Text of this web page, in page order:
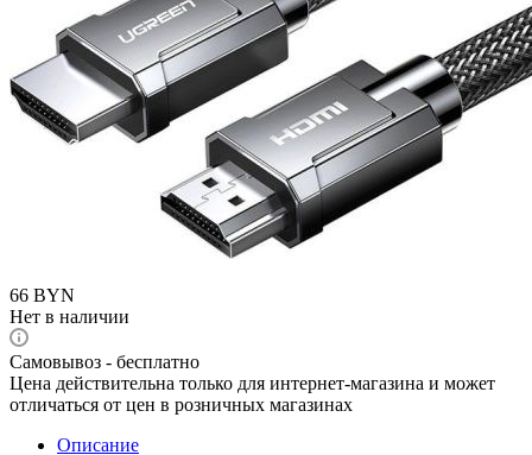
66 BYN
Нет в наличии
Самовывоз - бесплатно
Цена действительна только для интернет-магазина и может
отличаться от цен в розничных магазинах
Описание